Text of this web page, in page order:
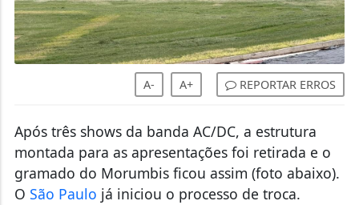
A- A+ REPORTAR ERROS
Após três shows da banda AC/DC, a estrutura
montada para as apresentações foi retirada e o
gramado do Morumbis ficou assim (foto abaixo).
O São Paulo já iniciou o processo de troca.